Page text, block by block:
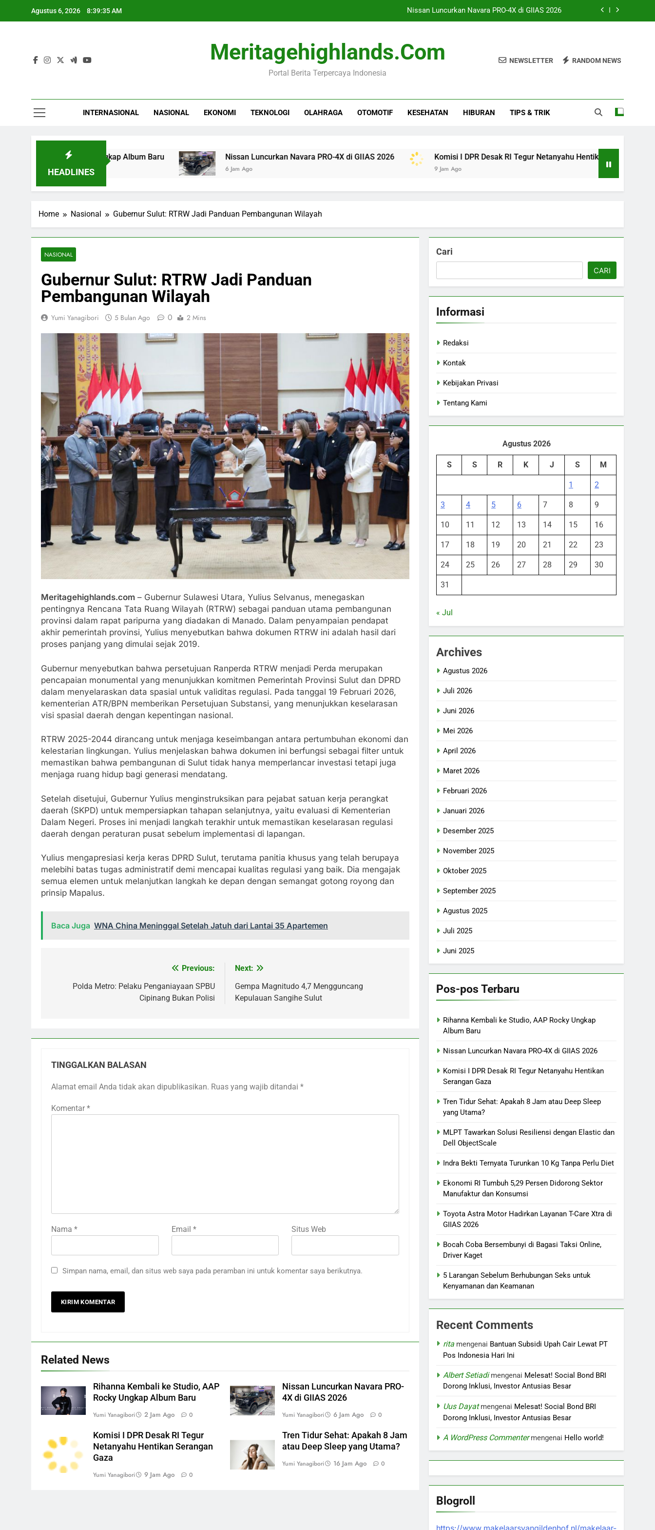
Agustus 6, 2026 8:39:36 AM Nissan Luncurkan Navara PRO-4X di GIIAS 2026
Tren Tidur Sehat: Apakah 8 Jam atau Deep Sleep yang Utama?
Rihanna Kembali ke Studio, AAP Rocky Ungkap Album Baru
Komisi I DPR Desak RI Tegur Netanyahu Hentikan Serangan Gaza
Meritagehighlands.com
Portal Berita Terpercaya Indonesia
NEWSLETTER RANDOM NEWS
INTERNASIONAL NASIONAL EKONOMI TEKNOLOGI OLAHRAGA OTOMOTIF KESEHATAN HIBURAN TIPS & TRIK
HEADLINES
AAP Rocky Ungkap Album Baru Nissan Luncurkan Navara PRO-4X di GIIAS 2026
6 Jam Ago
Komisi I DPR Desak RI Tegur Netanyahu Hentikan Serangan Gaza
9 Jam Ago
Home Nasional Gubernur Sulut: RTRW Jadi Panduan Pembangunan Wilayah
NASIONAL
Gubernur Sulut: RTRW Jadi Panduan
Pembangunan Wilayah
Yumi Yanagibori 5 Bulan Ago 0 2 Mins
Meritagehighlands.com – Gubernur Sulawesi Utara, Yulius Selvanus, menegaskan
pentingnya Rencana Tata Ruang Wilayah (RTRW) sebagai panduan utama pembangunan
provinsi dalam rapat paripurna yang diadakan di Manado. Dalam penyampaian pendapat
akhir pemerintah provinsi, Yulius menyebutkan bahwa dokumen RTRW ini adalah hasil dari
proses panjang yang dimulai sejak 2019.
Gubernur menyebutkan bahwa persetujuan Ranperda RTRW menjadi Perda merupakan
pencapaian monumental yang menunjukkan komitmen Pemerintah Provinsi Sulut dan DPRD
dalam menyelaraskan data spasial untuk validitas regulasi. Pada tanggal 19 Februari 2026,
kementerian ATR/BPN memberikan Persetujuan Substansi, yang menunjukkan keselarasan
visi spasial daerah dengan kepentingan nasional.
RTRW 2025-2044 dirancang untuk menjaga keseimbangan antara pertumbuhan ekonomi dan
kelestarian lingkungan. Yulius menjelaskan bahwa dokumen ini berfungsi sebagai filter untuk
memastikan bahwa pembangunan di Sulut tidak hanya memperlancar investasi tetapi juga
menjaga ruang hidup bagi generasi mendatang.
Setelah disetujui, Gubernur Yulius menginstruksikan para pejabat satuan kerja perangkat
daerah (SKPD) untuk mempersiapkan tahapan selanjutnya, yaitu evaluasi di Kementerian
Dalam Negeri. Proses ini menjadi langkah terakhir untuk memastikan keselarasan regulasi
daerah dengan peraturan pusat sebelum implementasi di lapangan.
Yulius mengapresiasi kerja keras DPRD Sulut, terutama panitia khusus yang telah berupaya
melebihi batas tugas administratif demi mencapai kualitas regulasi yang baik. Dia mengajak
semua elemen untuk melanjutkan langkah ke depan dengan semangat gotong royong dan
prinsip Mapalus.
Baca Juga WNA China Meninggal Setelah Jatuh dari Lantai 35 Apartemen
Previous:
Polda Metro: Pelaku Penganiayaan SPBU
Cipinang Bukan Polisi
Next:
Gempa Magnitudo 4,7 Mengguncang
Kepulauan Sangihe Sulut
TINGGALKAN BALASAN
Alamat email Anda tidak akan dipublikasikan. Ruas yang wajib ditandai *
Komentar *
Nama * Email * Situs Web
Simpan nama, email, dan situs web saya pada peramban ini untuk komentar saya berikutnya.
Related News
Rihanna Kembali ke Studio, AAP
Rocky Ungkap Album Baru
Yumi Yanagibori 2 Jam Ago 0
Nissan Luncurkan Navara PRO-
4X di GIIAS 2026
Yumi Yanagibori 6 Jam Ago 0
Komisi I DPR Desak RI Tegur
Netanyahu Hentikan Serangan
Gaza
Yumi Yanagibori 9 Jam Ago 0
Tren Tidur Sehat: Apakah 8 Jam
atau Deep Sleep yang Utama?
Yumi Yanagibori 16 Jam Ago 0
Cari
CARI
Informasi
Redaksi
Kontak
Kebijakan Privasi
Tentang Kami
Agustus 2026
S S R K J S M
1 2
3 4 5 6 7 8 9
10 11 12 13 14 15 16
17 18 19 20 21 22 23
24 25 26 27 28 29 30
31
« Jul
Archives
Agustus 2026
Juli 2026
Juni 2026
Mei 2026
April 2026
Maret 2026
Februari 2026
Januari 2026
Desember 2025
November 2025
Oktober 2025
September 2025
Agustus 2025
Juli 2025
Juni 2025
Pos-pos Terbaru
Rihanna Kembali ke Studio, AAP Rocky Ungkap
Album Baru
Nissan Luncurkan Navara PRO-4X di GIIAS 2026
Komisi I DPR Desak RI Tegur Netanyahu Hentikan
Serangan Gaza
Tren Tidur Sehat: Apakah 8 Jam atau Deep Sleep
yang Utama?
MLPT Tawarkan Solusi Resiliensi dengan Elastic dan
Dell ObjectScale
Indra Bekti Ternyata Turunkan 10 Kg Tanpa Perlu Diet
Ekonomi RI Tumbuh 5,29 Persen Didorong Sektor
Manufaktur dan Konsumsi
Toyota Astra Motor Hadirkan Layanan T-Care Xtra di
GIIAS 2026
Bocah Coba Bersembunyi di Bagasi Taksi Online,
Driver Kaget
5 Larangan Sebelum Berhubungan Seks untuk
Kenyamanan dan Keamanan
Recent Comments
rita mengenai Bantuan Subsidi Upah Cair Lewat PT
Pos Indonesia Hari Ini
Albert Setiadimengenai Melesat! Social Bond BRI
Dorong Inklusi, Investor Antusias Besar
Uus Dayatmengenai Melesat! Social Bond BRI
Dorong Inklusi, Investor Antusias Besar
A WordPress Commentermengenai Hello world!
Blogroll
https://www.makelaarsvangildenhof.nl/makelaar-